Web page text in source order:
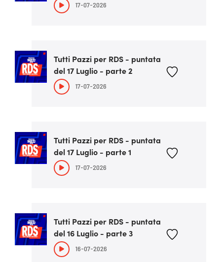
17-07-2026
Tutti Pazzi per RDS - puntata
del 17 Luglio - parte 2
17-07-2026
Tutti Pazzi per RDS - puntata
del 17 Luglio - parte 1
17-07-2026
Tutti Pazzi per RDS - puntata
del 16 Luglio - parte 3
16-07-2026